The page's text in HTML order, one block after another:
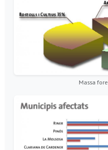
Massa